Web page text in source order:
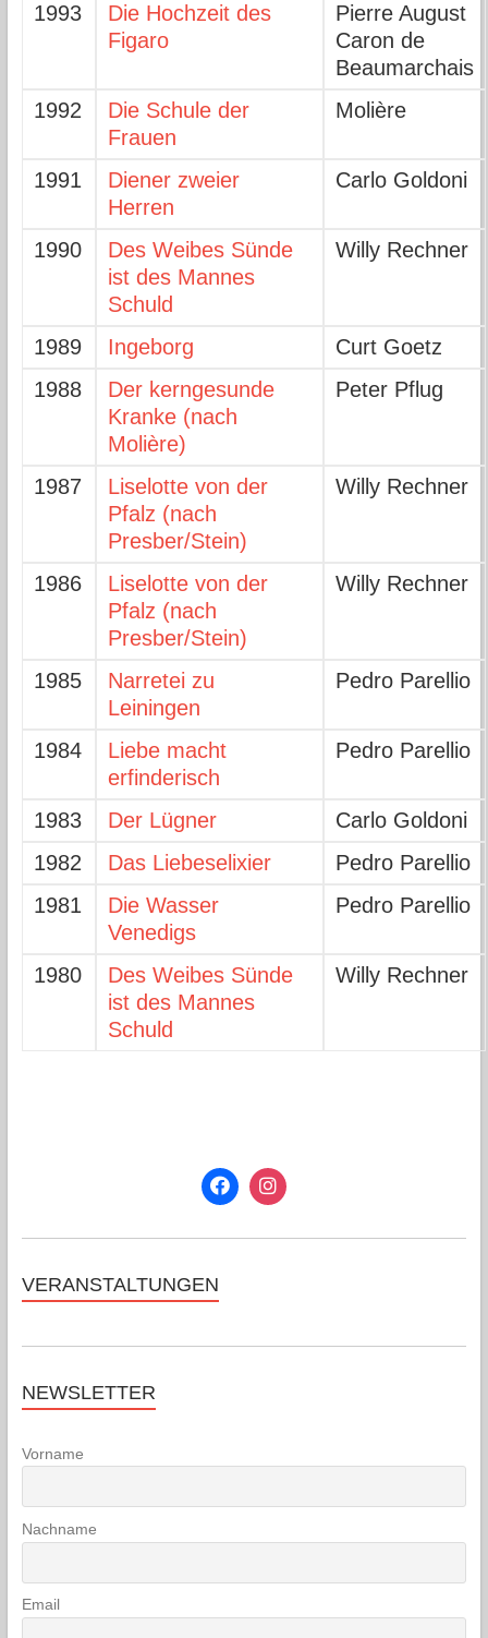
1993
Die Hochzeit des
Figaro
Pierre August
Caron de
Beaumarchais
1992
Die Schule der
Frauen
Molière
1991
Diener zweier
Herren
Carlo Goldoni
1990
Des Weibes Sünde
ist des Mannes
Schuld
Willy Rechner
1989 Ingeborg
Curt Goetz
1988
Der kerngesunde
Kranke (nach
Molière)
Peter Pflug
1987
Liselotte von der
Pfalz (nach
Presber/Stein)
Willy Rechner
1986
Liselotte von der
Pfalz (nach
Presber/Stein)
Willy Rechner
1985
Narretei zu
Leiningen
Pedro Parellio
1984
Liebe macht
erfinderisch
Pedro Parellio
1983 Der Lügner
Carlo Goldoni
1982
Das Liebeselixier
Pedro Parellio
1981
Die Wasser
Venedigs
Pedro Parellio
1980
Des Weibes Sünde
ist des Mannes
Schuld
Willy Rechner
VERANSTALTUNGEN
NEWSLETTER
Vorname
Nachname
Email